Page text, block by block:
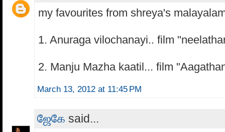
my favourites from shreya's
1. Anuraga vilochanayi.. film
2. Manju Mazha kaatil... film
March 13, 2012 at 11:45 PM
ஜேகே said...